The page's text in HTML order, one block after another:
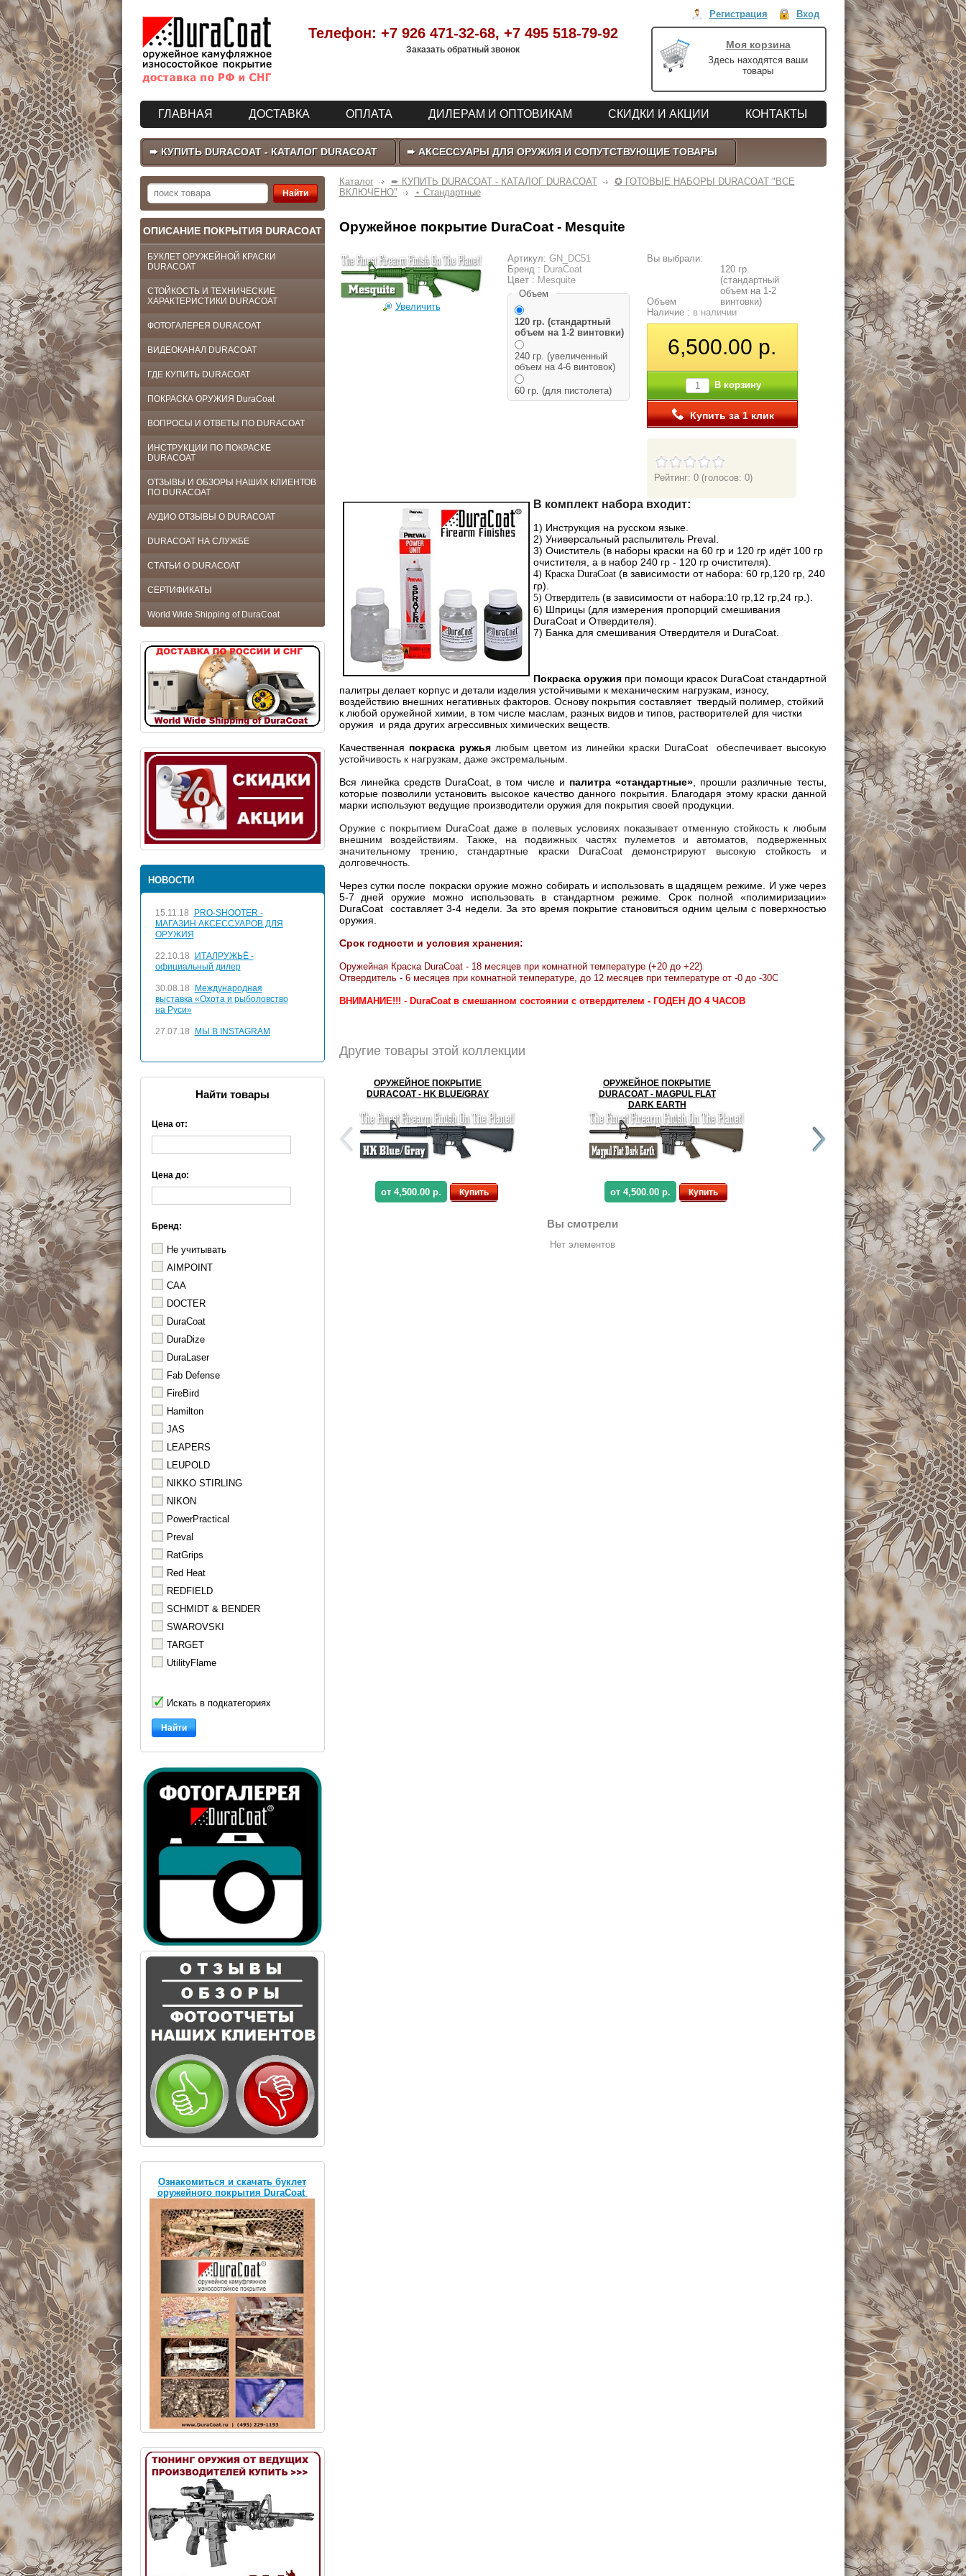
Телефон: +7 926 471-32-68, +7 495 518-79-92
Заказать обратный звонок
Вход
Регистрация
Моя корзина
Здесь находятся ваши
товары
ГЛАВНАЯ ДОСТАВКА ОПЛАТА ДИЛЕРАМ И ОПТОВИКАМ СКИДКИ И АКЦИИ КОНТАКТЫ
➨ КУПИТЬ DURACOAT - КАТАЛОГ DURACOAT ➨ АКСЕССУАРЫ ДЛЯ ОРУЖИЯ И СОПУТСТВУЮЩИЕ ТОВАРЫ
ОПИСАНИЕ ПОКРЫТИЯ DURACOAT
БУКЛЕТ ОРУЖЕЙНОЙ КРАСКИ
DURACOAT
СТОЙКОСТЬ И ТЕХНИЧЕСКИЕ
ХАРАКТЕРИСТИКИ DURACOAT
ФОТОГАЛЕРЕЯ DURACOAT
ВИДЕОКАНАЛ DURACOAT
ГДЕ КУПИТЬ DURACOAT
ПОКРАСКА ОРУЖИЯ DuraCoat
ВОПРОСЫ И ОТВЕТЫ ПО DURACOAT
ИНСТРУКЦИИ ПО ПОКРАСКЕ
DURACOAT
ОТЗЫВЫ И ОБЗОРЫ НАШИХ КЛИЕНТОВ
ПО DURACOAT
АУДИО ОТЗЫВЫ О DURACOAT
DURACOAT НА СЛУЖБЕ
СТАТЬИ О DURACOAT
СЕРТИФИКАТЫ
World Wide Shipping of DuraCoat
НОВОСТИ
15.11.18
PRO-SHOOTER -
МАГАЗИН АКСЕССУАРОВ ДЛЯ
ОРУЖИЯ
22.10.18
ИТАЛРУЖЬЁ -
официальный дилер
30.08.18
Международная
выставка «Охота и рыболовство
на Руси»
27.07.18 МЫ В INSTAGRAM
Найти товары
Цена от:
Цена до:
Бренд:
Не учитывать
AIMPOINT
CAA
DOCTER
DuraCoat
DuraDize
DuraLaser
Fab Defense
FireBird
Hamilton
JAS
LEAPERS
LEUPOLD
NIKKO STIRLING
NIKON
PowerPractical
Preval
RatGrips
Red Heat
REDFIELD
SCHMIDT & BENDER
SWAROVSKI
TARGET
UtilityFlame
Искать в подкатегориях
Ознакомиться и скачать буклет
оружейного покрытия DuraCoat
Каталог ➨ КУПИТЬ DURACOAT - КАТАЛОГ DURACOAT
✪ ГОТОВЫЕ НАБОРЫ DURACOAT "ВСЕ
ВКЛЮЧЕНО"
⋆ Стандартные
Оружейное покрытие DuraCoat - Mesquite
Увеличить
Артикул: GN_DC51
Бренд : DuraCoat
Цвет : Mesquite
Объем
120 гр. (стандартный
объем на 1-2 винтовки)
240 гр. (увеличенный
объем на 4-6 винтовок)
60 гр. (для пистолета)
Вы выбрали:
Объем
120 гр.
(стандартный
объем на 1-2
винтовки)
Наличие : в наличии
6,500.00 р.
В корзину
Купить за 1 клик
Рейтинг: 0 (голосов: 0)
В комплект набора входит:
1) Инструкция на русском языке.
2) Универсальный распылитель Preval.
3) Очиститель (в наборы краски на 60 гр и 120 гр идёт 100 гр
очистителя, а в набор 240 гр - 120 гр очистителя).
4) Краска DuraCoat (в зависимости от набора: 60 гр,120 гр, 240
гр).
5) Отвердитель (в зависимости от набора:10 гр,12 гр,24 гр.).
6) Шприцы (для измерения пропорций смешивания
DuraCoat и Отвердителя).
7) Банка для смешивания Отвердителя и DuraCoat.
Покраска оружияпри помощи красок DuraCoat стандартной
палитры делает корпус и детали изделия устойчивыми к механическим нагрузкам, износу,
воздействию внешних негативных факторов. Основу покрытия составляет твердый полимер, стойкий
к любой оружейной химии, в том числе маслам, разных видов и типов, растворителей для чистки
оружия и ряда других агрессивных химических веществ.
Качественная покраска ружья любым цветом из линейки краски DuraCoat обеспечивает высокую
устойчивость к нагрузкам, даже экстремальным.
Вся линейка средств DuraCoat, в том числе и палитра «стандартные» , прошли различные тесты,
которые позволили установить высокое качество данного покрытия. Благодаря этому краски данной
марки используют ведущие производители оружия для покрытия своей продукции.
Оружие с покрытием DuraCoat даже в полевых условиях показывает отменную стойкость к любым
внешним воздействиям. Также, на подвижных частях пулеметов и автоматов, подверженных
значительному трению, стандартные краски DuraCoat демонстрируют высокую стойкость и
долговечность.
Через сутки после покраски оружие можно собирать и использовать в щадящем режиме. И уже через
5-7 дней оружие можно использовать в стандартном режиме. Срок полной «полимиризации»
DuraCoat составляет 3-4 недели. За это время покрытие становиться одним целым с поверхностью
оружия.
Срок годности и условия хранения:
Оружейная Краска DuraCoat - 18 месяцев при комнатной температуре (+20 до +22)
Отвердитель - 6 месяцев при комнатной температуре, до 12 месяцев при температуре от -0 до -30С
ВНИМАНИЕ!!! - DuraCoat в смешанном состоянии с отвердителем - ГОДЕН ДО 4 ЧАСОВ
Другие товары этой коллекции
ОРУЖЕЙНОЕ ПОКРЫТИЕ
DURACOAT - HK BLUE/GRAY
от 4,500.00 р. Купить
ОРУЖЕЙНОЕ ПОКРЫТИЕ
DURACOAT - MAGPUL FLAT
DARK EARTH
от 4,500.00 р. Купить
ОРУЖЕЙНОЕ ПОКРЫТИЕ
DURACOAT - TITANIUM
от 4,500.00 р. Купить
Вы смотрели
Нет элементов